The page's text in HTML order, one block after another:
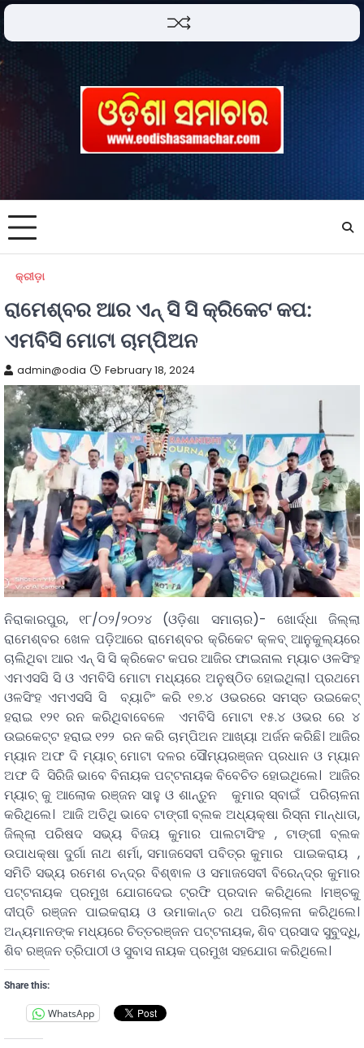
କ୍ରୀଡ଼ା
ରାମେଶ୍ବର ଆର ଏନ୍ ସି ସି କ୍ରିକେଟ କପ:
ଏମବିସି ମୋଟା ଚାମ୍ପିଅନ
admin@odia February 18, 2024
ନିରାକାରପୁର, ୧୮/୦୨/୨୦୨୪ (ଓଡ଼ିଶା ସମାଚାର)- ଖୋର୍ଦ୍ଧା ଜିଲ୍ଲା
ରାମେଶ୍ବର ଖେଳ ପଡ଼ିଆରେ ରାମେଶ୍ବର କ୍ରିକେଟ କ୍ଳବ୍ ଆନୁକୁଲ୍ୟରେ
ଚାଲିଥିବା ଆର ଏନ୍ ସି ସି କ୍ରିକେଟ କପର ଆଜିର ଫାଇନାଲ ମ୍ୟାଚ ଓଳସିଂହ
ଏମଏସସି ସି ଓ ଏମବିସି ମୋଟା ମଧ୍ୟରେ ଅନୁଷ୍ଠିତ ହୋଇଥିଲା। ପ୍ରଥମେ
ଓଳସିଂହ ଏମଏସସି ସି ବ୍ୟାଟିଂ କରି ୧୭.୪ ଓଭରରେ ସମସ୍ତ ଉଇକେଟ୍
ହରାଇ ୧୨୧ ରନ କରିଥିବାବେଳେ ଏମବିସି ମୋଟା ୧୫.୪ ଓଭର ରେ ୪
ଉଇକେଟ୍ଟ ହରାଇ ୧୨୨ ରନ କରି ଚାମ୍ପିଅନ ଆଖ୍ୟା ଅର୍ଜନ କରିଛି। ଆଜିର
ମ୍ୟାନ ଅଫ ଦି ମ୍ୟାଚ୍ ମୋଟା ଦଳର ସୌମ୍ୟରଞ୍ଜନ ପ୍ରଧାନ ଓ ମ୍ୟାନ
ଅଫ ଦି ସିରିଜି ଭାବେ ବିନାୟକ ପଟ୍ଟନାୟକ ବିବେଚିତ ହୋଇଥିଲେ। ଆଜିର
ମ୍ୟାଚ୍ କୁ ଆଲୋକ ରଞ୍ଜନ ସାହୁ ଓ ଶାନ୍ତୁନ କୁମାର ସ୍ବାଇଁ ପରିଚାଳନା
କରିଥିଲେ। ଆଜି ଅତିଥି ଭାବେ ଟାଙ୍ଗୀ ବ୍ଲକ ଅଧ୍ୟକ୍ଷା ରିସ୍ନା ମାନ୍ଧାତା,
ଜିଲ୍ଲା ପରିଷଦ ସଭ୍ୟ ବିଜୟ କୁମାର ପାଲଟାସିଂହ , ଟାଙ୍ଗୀ ବ୍ଲକ
ଉପାଧକ୍ଷା ଦୁର୍ଗା ନାଥ ଶର୍ମା, ସମାଜସେବୀ ପବିତ୍ର କୁମାର ପାଇକରାୟ ,
ସମିତି ସଭ୍ୟ ରମେଶ ଚନ୍ଦ୍ର ବିଶ୍ଵାଳ ଓ ସମାଜସେବୀ ବିରେନ୍ଦ୍ର କୁମାର
ପଟ୍ଟନାୟକ ପ୍ରମୁଖ ଯୋଗଦେଇ ଟ୍ରଫି ପ୍ରଦାନ କରିଥିଲେ ।ମଞ୍ଚକୁ
ଦୀପ୍ତି ରଞ୍ଜନ ପାଇକରାୟ ଓ ଉମାକାନ୍ତ ରଥ ପରିଚାଳନା କରିଥିଲେ।
ଅନ୍ୟମାନଙ୍କ ମଧ୍ୟରେ ଚିତ୍ତରଞ୍ଜନ ପଟ୍ଟନାୟକ, ଶିବ ପ୍ରସାଦ ସୁବୁଦ୍ଧି,
ଶିବ ରଞ୍ଜନ ତ୍ରିପାଠୀ ଓ ସୁବାସ ନାୟକ ପ୍ରମୁଖ ସହଯୋଗ କରିଥିଲେ।
Share this:
WhatsApp